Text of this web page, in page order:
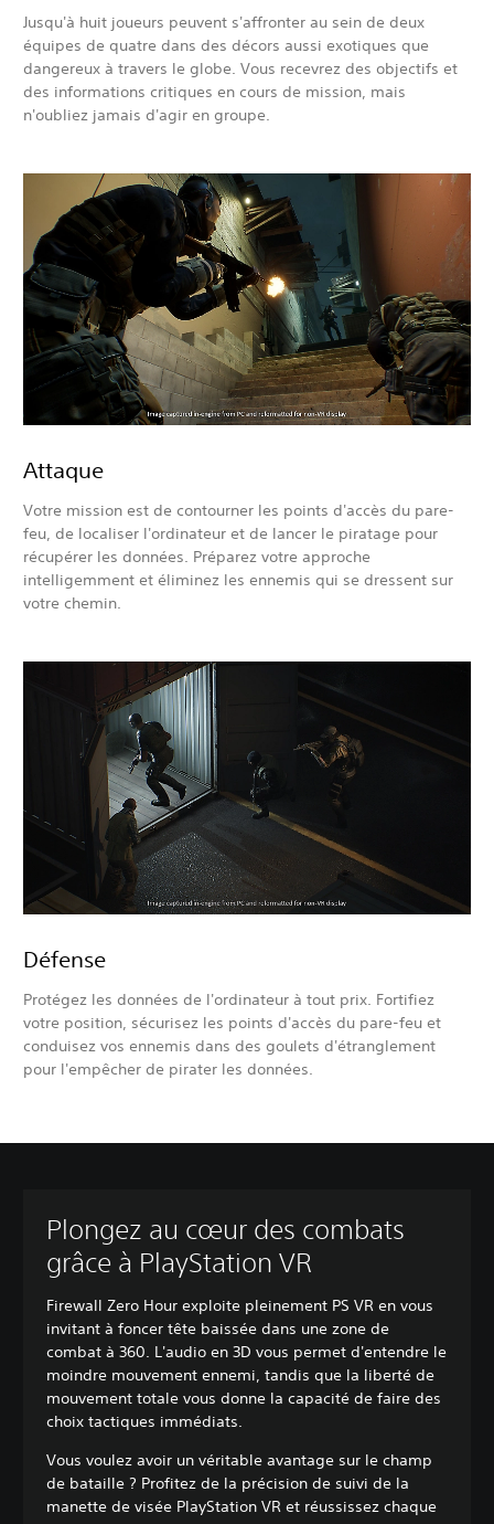
Jusqu'à huit joueurs peuvent s'affronter au sein de deux
équipes de quatre dans des décors aussi exotiques que
dangereux à travers le globe. Vous recevrez des objectifs et
des informations critiques en cours de mission, mais
n'oubliez jamais d'agir en groupe.
Attaque
Votre mission est de contourner les points d'accès du pare-
feu, de localiser l'ordinateur et de lancer le piratage pour
récupérer les données. Préparez votre approche
intelligemment et éliminez les ennemis qui se dressent sur
votre chemin.
Défense
Protégez les données de l'ordinateur à tout prix. Fortifiez
votre position, sécurisez les points d'accès du pare-feu et
conduisez vos ennemis dans des goulets d'étranglement
pour l'empêcher de pirater les données.
Plongez au cœur des combats
grâce à PlayStation VR
Firewall Zero Hour exploite pleinement PS VR en vous
invitant à foncer tête baissée dans une zone de
combat à 360. L'audio en 3D vous permet d'entendre le
moindre mouvement ennemi, tandis que la liberté de
mouvement totale vous donne la capacité de faire des
choix tactiques immédiats.
Vous voulez avoir un véritable avantage sur le champ
de bataille ? Profitez de la précision de suivi de la
manette de visée PlayStation VR et réussissez chaque